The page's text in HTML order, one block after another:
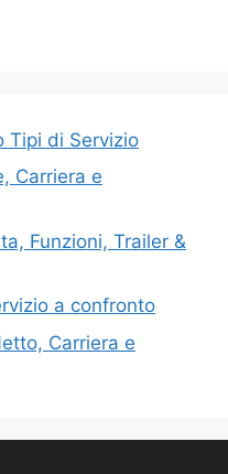
Tipi di Servizio
Carriera e
Funzioni, Trailer &
a confronto
Carriera e